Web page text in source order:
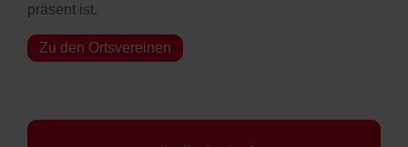
präsent ist.
Zu den Ortsvereinen